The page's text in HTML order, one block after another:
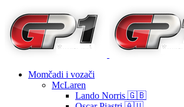
Momčadi i vozači
McLaren
Lando Norris 🇬🇧